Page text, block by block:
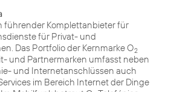
führender Komplettanbieter für
für Privat- und
Das Portfolio der Kernmarke O2
und Partnermarken umfasst neben
und Internetanschlüssen auch
im Bereich Internet der Dinge